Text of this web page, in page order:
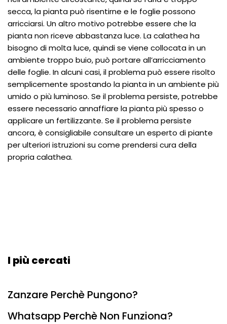
secca, la pianta può risentirne e le foglie possono
arricciarsi. Un altro motivo potrebbe essere che la
pianta non riceve abbastanza luce. La calathea ha
bisogno di molta luce, quindi se viene collocata in un
ambiente troppo buio, può portare all’arricciamento
delle foglie. In alcuni casi, il problema può essere risolto
semplicemente spostando la pianta in un ambiente più
umido o più luminoso. Se il problema persiste, potrebbe
essere necessario annaffiare la pianta più spesso o
applicare un fertilizzante. Se il problema persiste
ancora, è consigliabile consultare un esperto di piante
per ulteriori istruzioni su come prendersi cura della
propria calathea.
I più cercati
Zanzare Perchè Pungono?
Whatsapp Perchè Non Funziona?